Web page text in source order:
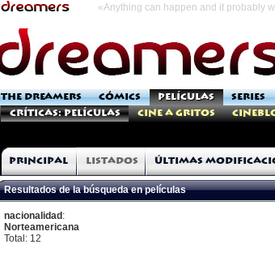
«Anything can happen and it probably
THE DREAMERS CÓMICS PELÍCULAS SERIES
Críticas: Películas
Cine a Gritos
Principal Listados Últimas
Resultados de la búsqueda en películas
nacionalidad :
Norteamericana
Total: 12